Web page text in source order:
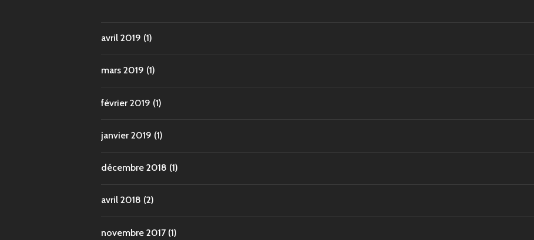
avril 2019 (1)
mars 2019 (1)
février 2019 (1)
janvier 2019 (1)
décembre 2018 (1)
avril 2018 (2)
novembre 2017 (1)